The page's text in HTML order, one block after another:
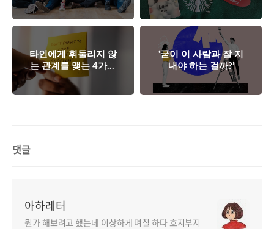
타인에게 휘둘리지 않
는 관계를 맺는 4가지
솔루션
‘굳이 이 사람과 잘 지
내야 하는 걸까?’
댓글
아하레터
뭔가 해보려고 했는데 이상하게 며칠 하다 흐지부지